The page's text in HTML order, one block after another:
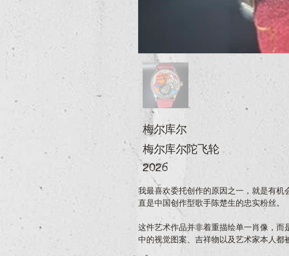
梅尔库尔
梅尔库尔陀飞轮
2026
我最喜欢委托创作的原因之一，就是有
直是中国创作型歌手陈楚生的忠实粉丝。
这件艺术作品并非着重描绘单一肖像，
中的视觉图案、吉祥物以及艺术家本人都